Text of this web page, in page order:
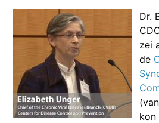
Dr.
zei
de
kon